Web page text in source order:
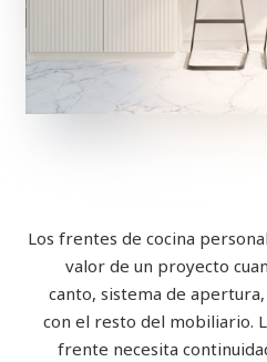
Los frentes de cocina
valor de un proyecto
canto, sistema de
con el resto del mobiliario.
frente necesita